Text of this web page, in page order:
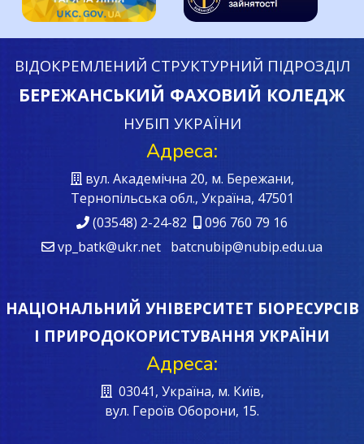
ВІДОКРЕМЛЕНИЙ СТРУКТУРНИЙ ПІДРОЗДІЛ
БЕРЕЖАНСЬКИЙ ФАХОВИЙ КОЛЕДЖ
НУБІП УКРАЇНИ
Адреса:
вул. Академічна 20, м. Бережани,
Тернопільська обл., Україна, 47501
(03548) 2-24-82
096 760 79 16
vp_batk@ukr.net batcnubip@nubip.edu.ua
НАЦІОНАЛЬНИЙ УНІВЕРСИТЕТ БІОРЕСУРСІВ
І ПРИРОДОКОРИСТУВАННЯ УКРАЇНИ
Адреса:
03041, Україна, м. Київ,
вул. Героїв Oборони, 15.